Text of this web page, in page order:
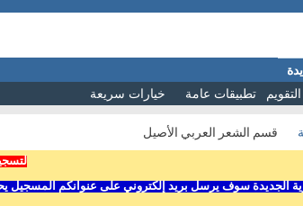
التقويم تطبيقات عامة خيارات سريعة
قسم الشعر العربي الأصيل
الجديدة سوف يرسل بريد إلكتروني على عنوانكم المسجيل